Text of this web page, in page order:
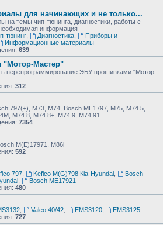
для начинающих и не только...
на темы чип-тюнинга, диагностики, работы с
информация
тюнинг, Диагностика,
Приборы и
Информационные материалы
639
"Мотор-Мастер"
перепрограммирование ЭБУ прошивками "Мотор-
312
797(+), М73, М74, Bosch ME1797, М75, М74.5,
М74.8, М74.8+, М74.9, М74.91
7354
M(E)17971, М86i
592
797, Kefico M(G)798 Кia-Hyundai,
Bosch
Bosch ME17921
480
, Valeo 40/42, EMS3120,
EMS3125
727